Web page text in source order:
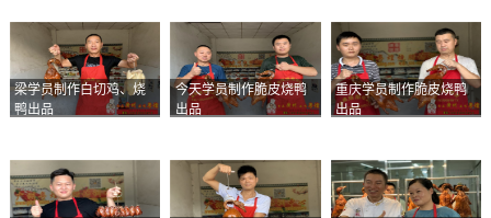
梁学员制作白切鸡、烧
鸭出品
今天学员制作脆皮烧鸭
出品
重庆学员制作脆皮烧鸭
出品